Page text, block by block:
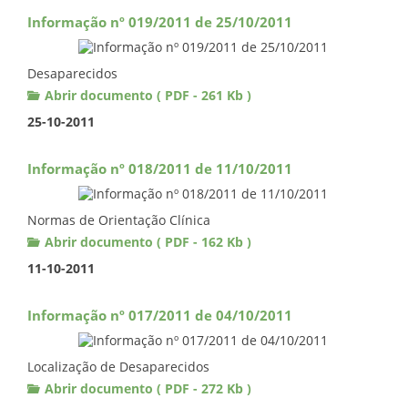
Informação nº 019/2011 de 25/10/2011
Desaparecidos
Abrir documento ( PDF - 261 Kb )
25-10-2011
Informação nº 018/2011 de 11/10/2011
Normas de Orientação Clínica
Abrir documento ( PDF - 162 Kb )
11-10-2011
Informação nº 017/2011 de 04/10/2011
Localização de Desaparecidos
Abrir documento ( PDF - 272 Kb )